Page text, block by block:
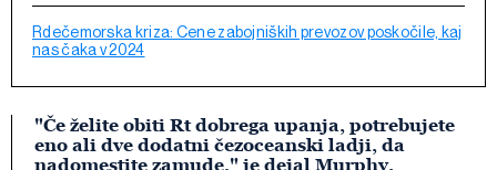
Rdečemorska kriza: Cene zabojniških prevozov poskočile, kaj
nas čaka v 2024
"Če želite obiti Rt dobrega upanja, potrebujete
eno ali dve dodatni čezoceanski ladji, da
nadomestite zamude," je dejal Murphy.